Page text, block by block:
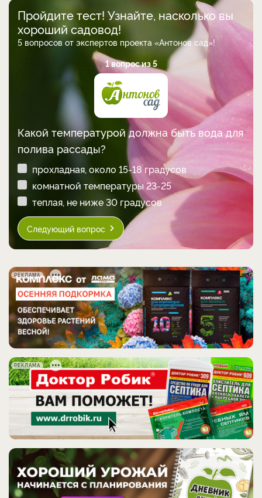
Пройдите тест! Узнайте, насколько вы
хороший садовод!
5 вопросов от экспертов проекта «Антонов сад»!
1 вопрос из 5
Какой температурой должна быть вода для
полива рассады?
прохладная, около 15-18 градусов
комнатной температуры 23-25
теплая, не ниже 30 градусов
Следующий вопрос
РЕКЛАМА
РЕКЛАМА